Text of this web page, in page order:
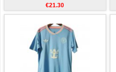
€21.30